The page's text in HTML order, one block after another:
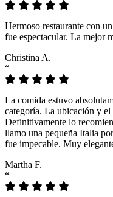
Hermoso restaurante con
fue espectacular. La mejor
Christina A.
“
La comida estuvo
categoría. La ubicación y el
Definitivamente lo
llamo una pequeña Italia
fue impecable. Muy
Martha F.
“